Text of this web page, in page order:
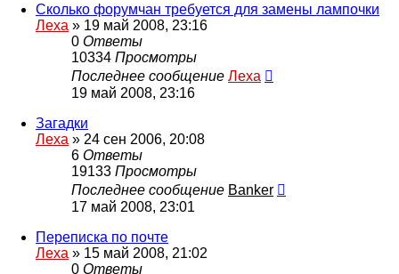
Сколько форумчан требуется для замены лампочки
Леха » 19 май 2008, 23:16
0 Ответы
10334 Просмотры
Последнее сообщение Леха
19 май 2008, 23:16
Загадки
Леха » 24 сен 2006, 20:08
6 Ответы
19133 Просмотры
Последнее сообщение Banker
17 май 2008, 23:01
Переписка по почте
Леха » 15 май 2008, 21:02
0 Ответы